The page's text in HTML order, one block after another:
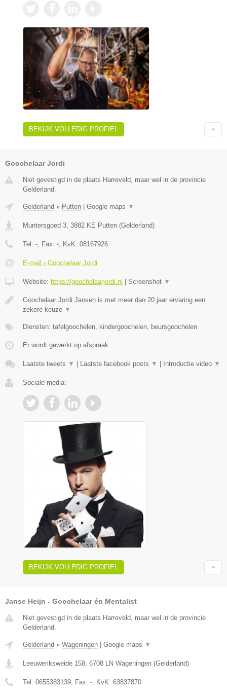
BEKIJK VOLLEDIG PROFIEL
Goochelaar Jordi
Niet gevestigd in de plaats Harreveld, maar wel in de provincie
Gelderland.
Gelderland » Putten | Google maps ▼
Muntersgoed 3 3882 KE Putten (Gelderland)
Tel: - , Fax: - , KvK: 08167926
E-mail › Goochelaar Jordi
Website: https://goochelaarjordi.nl | Screenshot ▼
Goochelaar Jordi Jansen is met meer dan 20 jaar ervaring een
zekere keuze ▼
Diensten: tafelgoochelen, kindergoochelen, beursgoochelen
Er wordt gewerkt op afspraak.
Laatste tweets ▼ | Laatste facebook posts ▼ | Introductie video ▼
Sociale media:
BEKIJK VOLLEDIG PROFIEL
Janse Heijn - Goochelaar én Mentalist
Niet gevestigd in de plaats Harreveld, maar wel in de provincie
Gelderland.
Gelderland » Wageningen | Google maps ▼
Leeuweriksweide 158 6708 LN Wageningen (Gelderland)
Tel: 0655383139 , Fax: - , KvK: 63837870